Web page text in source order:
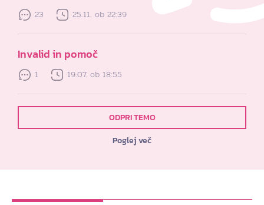
23 25.11. ob 22:39
Invalid in pomoč
1 19.07. ob 18:55
ODPRI TEMO
Poglej več